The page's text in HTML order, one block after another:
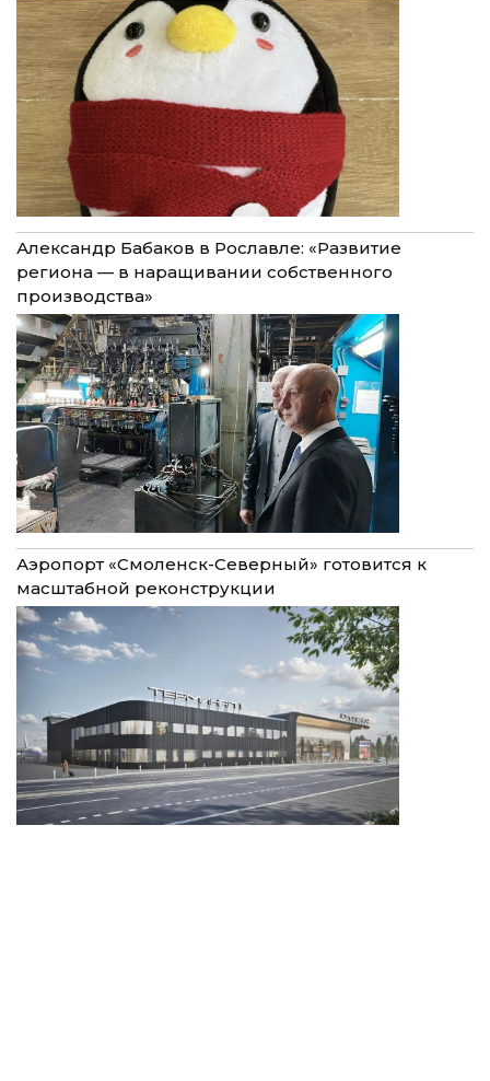
Александр Бабаков в Рославле: «Развитие
региона — в наращивании собственного
производства»
Аэропорт «Смоленск-Северный» готовится к
масштабной реконструкции